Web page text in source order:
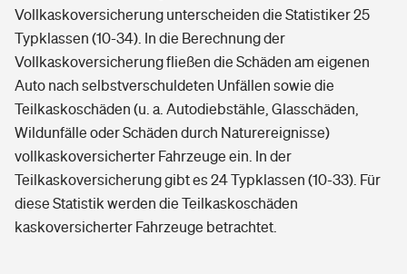
Vollkaskoversicherung unterscheiden die Statistiker 25
Typklassen (10-34). In die Berechnung der
Vollkaskoversicherung fließen die Schäden am eigenen
Auto nach selbstverschuldeten Unfällen sowie die
Teilkaskoschäden (u. a. Autodiebstähle, Glasschäden,
Wildunfälle oder Schäden durch Naturereignisse)
vollkaskoversicherter Fahrzeuge ein. In der
Teilkaskoversicherung gibt es 24 Typklassen (10-33). Für
diese Statistik werden die Teilkaskoschäden
kaskoversicherter Fahrzeuge betrachtet.